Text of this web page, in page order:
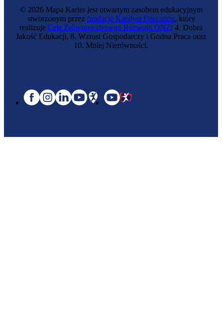
© 2026 Mapa Karier jest otwartym zasobem edukacyjnym
stworzonym przez fundację Katalyst Education, który
realizuje Cele Zrównoważonego Rozwoju ONZ: 4. Dobra
Jakość Edukacji, 8. Wzrost Gospodarczy i Godna Praca oraz
10. Mniej Nierówności.